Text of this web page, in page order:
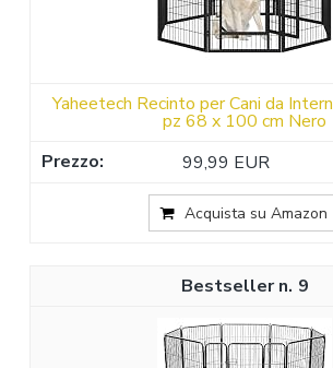
Yaheetech Recinto per Cani da
pz 68 x 100 cm Nero
99,99 EUR
Acquista su Amazon
9